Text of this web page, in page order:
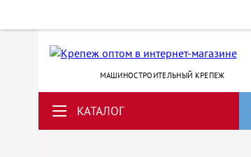
МАШИНОСТРОИТЕЛЬНЫЙ КРЕПЕЖ
КАТАЛОГ